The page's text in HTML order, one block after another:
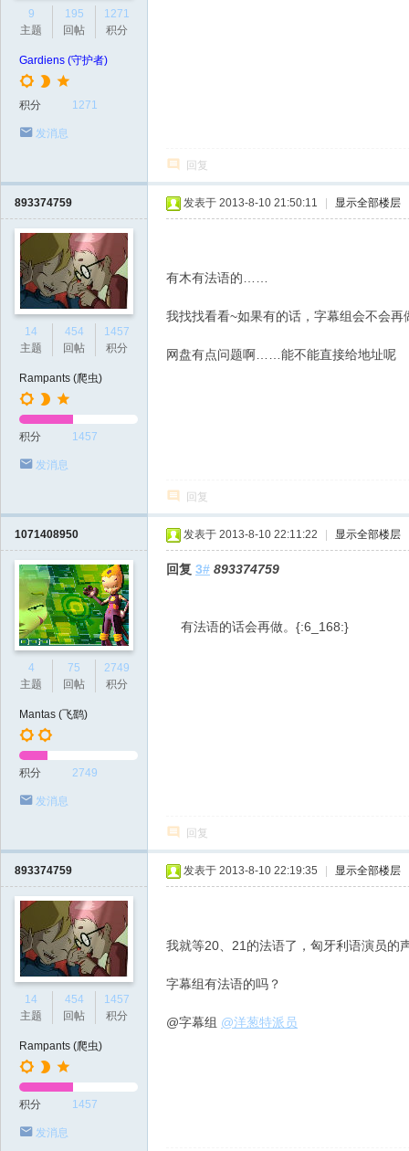
9
主题
195
回帖
1271
积分
Gardiens (守护者)
积分 1271
发消息
回复
893374759
14
主题
454
回帖
1457
积分
Rampants (爬虫)
积分 1457
发消息
发表于 2013-8-10 21:50:11 显示全部楼层
有木有法语的……
我找找看看~如果有的话，字幕组会不会
网盘有点问题啊……能不能直接给地址呢
回复
1071408950
4
主题
75
回帖
2749
积分
Mantas (飞鹞)
积分 2749
发消息
发表于 2013-8-10 22:11:22 显示全部楼层
回复 3# 893374759
有法语的话会再做。{:6_168:}
回复
893374759
14
主题
454
回帖
1457
积分
Rampants (爬虫)
积分 1457
发消息
发表于 2013-8-10 22:19:35 显示全部楼层
我就等20、21的法语了，匈牙利语演员的
字幕组有法语的吗？
@字幕组 @洋葱特派员